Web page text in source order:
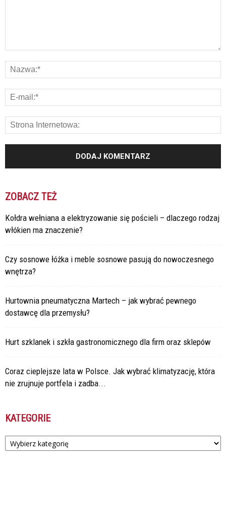
ZOBACZ TEŻ
Kołdra wełniana a elektryzowanie się pościeli – dlaczego rodzaj
włókien ma znaczenie?
Czy sosnowe łóżka i meble sosnowe pasują do nowoczesnego
wnętrza?
Hurtownia pneumatyczna Martech – jak wybrać pewnego
dostawcę dla przemysłu?
Hurt szklanek i szkła gastronomicznego dla firm oraz sklepów
Coraz cieplejsze lata w Polsce. Jak wybrać klimatyzację, która
nie zrujnuje portfela i zadba...
KATEGORIE
Kategorie